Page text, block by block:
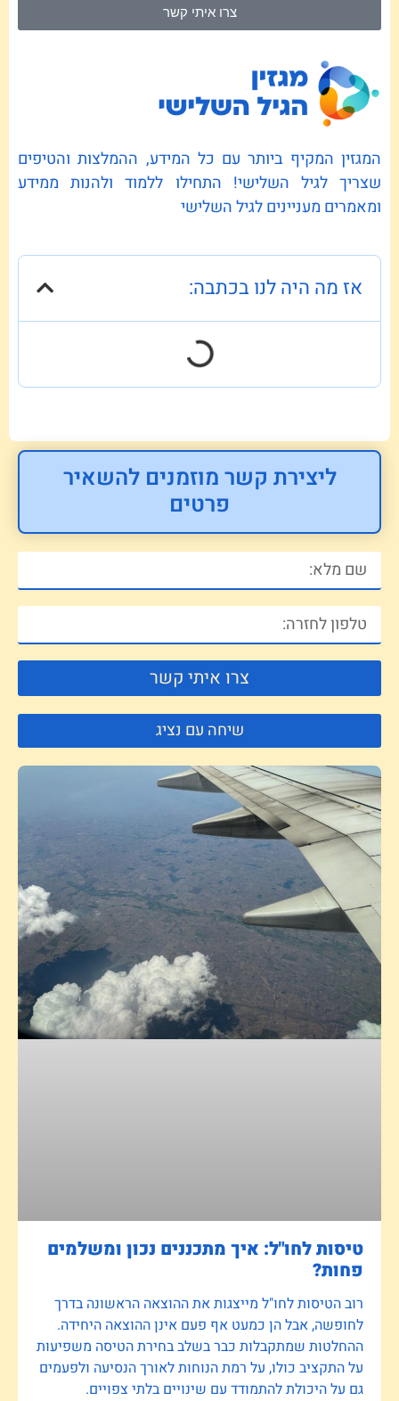
צרו איתי קשר
המגזין המקיף ביותר עם כל המידע, ההמלצות והטיפים
שצריך לגיל השלישי! התחילו ללמוד ולהנות ממידע
ומאמרים מעניינים לגיל השלישי
אז מה היה לנו בכתבה:
ליצירת קשר מוזמנים להשאיר
פרטים
צרו איתי קשר
שיחה עם נציג
טיסות לחו"ל: איך מתכננים נכון ומשלמים
פחות?
רוב הטיסות לחו"ל מייצגות את ההוצאה הראשונה בדרך
לחופשה, אבל הן כמעט אף פעם אינן ההוצאה היחידה.
ההחלטות שמתקבלות כבר בשלב בחירת הטיסה משפיעות
על התקציב כולו, על רמת הנוחות לאורך הנסיעה ולפעמים
גם על היכולת להתמודד עם שינויים בלתי צפויים.